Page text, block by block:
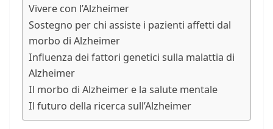
Vivere con l’Alzheimer
Sostegno per chi assiste i pazienti affetti dal
morbo di Alzheimer
Influenza dei fattori genetici sulla malattia di
Alzheimer
Il morbo di Alzheimer e la salute mentale
Il futuro della ricerca sull’Alzheimer